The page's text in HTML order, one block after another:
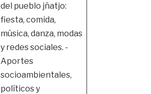
del pueblo jñatjo:
fiesta, comida,
música, danza, modas
y redes sociales. -
Aportes
socioambientales,
políticos y